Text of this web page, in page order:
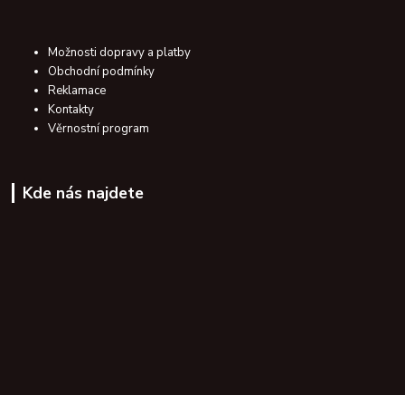
Možnosti dopravy a platby
Obchodní podmínky
Reklamace
Kontakty
Věrnostní program
Kde nás najdete